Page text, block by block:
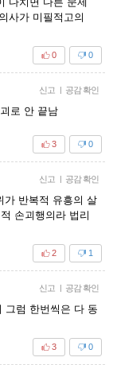
사가 미필적고의
0
0
신고 | 공감 확인
로 안 끝남
0
3
신고 | 공감 확인
가 반복적 유흥의 살
손괴행의라 법리
1
2
신고 | 공감 확인
그럼 한번씩은 다 동
0
3